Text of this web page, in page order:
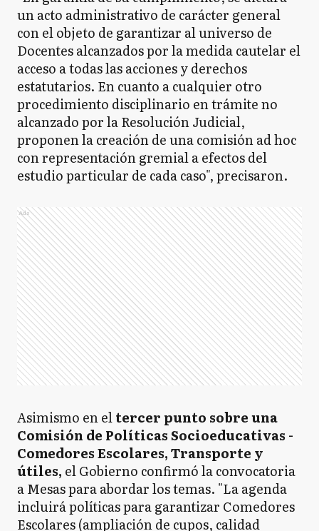
un acto administrativo de carácter general
con el objeto de garantizar al universo de
Docentes alcanzados por la medida cautelar el
acceso a todas las acciones y derechos
estatutarios. En cuanto a cualquier otro
procedimiento disciplinario en trámite no
alcanzado por la Resolución Judicial,
proponen la creación de una comisión ad hoc
con representación gremial a efectos del
estudio particular de cada caso", precisaron.
Ads
Asimismo en eltercer punto sobre una
Comisión de Políticas Socioeducativas -
Comedores Escolares, Transporte y
útiles, el Gobierno confirmó la convocatoria
a Mesas para abordar los temas. "La agenda
incluirá políticas para garantizar Comedores
Escolares (ampliación de cupos, calidad